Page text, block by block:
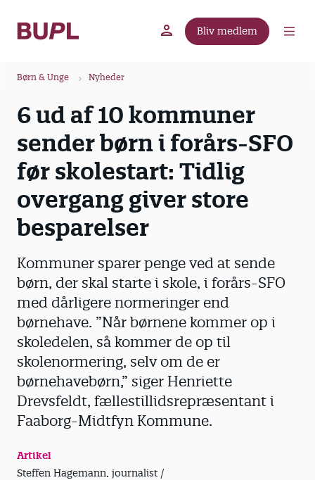
Bliv medlem
Børn & Unge Nyheder
6 ud af 10 kommuner
sender børn i forårs-SFO
før skolestart: Tidlig
overgang giver store
besparelser
Kommuner sparer penge ved at sende
børn, der skal starte i skole, i forårs-SFO
med dårligere normeringer end
børnehave. ”Når børnene kommer op i
skoledelen, så kommer de op til
skolenormering, selv om de er
børnehavebørn,” siger Henriette
Drevsfeldt, fællestillidsrepræsentant i
Faaborg-Midtfyn Kommune.
Artikel
Steffen Hagemann, journalist /